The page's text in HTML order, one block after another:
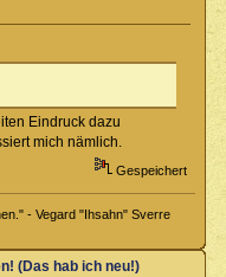
Eindruck dazu
mich nämlich.
Gespeichert
- Vegard "Ihsahn" Sverre
(Das hab ich neu!)